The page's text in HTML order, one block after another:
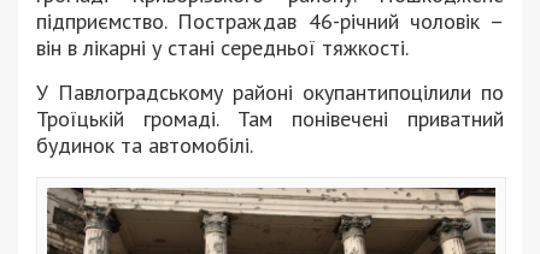
підприємство. Постраждав 46-річний чоловік –
він в лікарні у стані середньої тяжкості.
У Павлоградському районі окупантипоцілили по
Троїцькій громаді. Там понівечені приватний
будинок та автомобілі.